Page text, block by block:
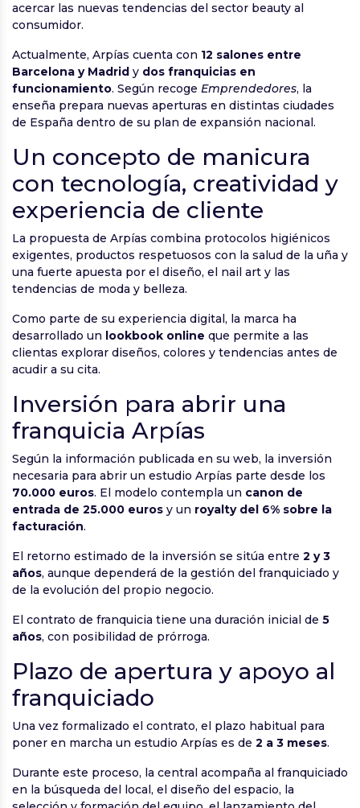
acercar las nuevas tendencias del sector beauty al
consumidor.
Actualmente, Arpías cuenta con 12 salones entre
Barcelona y Madrid y dos franquicias en
funcionamiento. Según recoge Emprendedores, la
enseña prepara nuevas aperturas en distintas ciudades
de España dentro de su plan de expansión nacional.
Un concepto de manicura
con tecnología, creatividad y
experiencia de cliente
La propuesta de Arpías combina protocolos higiénicos
exigentes, productos respetuosos con la salud de la uña y
una fuerte apuesta por el diseño, el nail art y las
tendencias de moda y belleza.
Como parte de su experiencia digital, la marca ha
desarrollado un lookbook online que permite a las
clientas explorar diseños, colores y tendencias antes de
acudir a su cita.
Inversión para abrir una
franquicia Arpías
Según la información publicada en su web, la inversión
necesaria para abrir un estudio Arpías parte desde los
70.000 euros. El modelo contempla un canon de
entrada de 25.000 euros y un royalty del 6% sobre la
facturación.
El retorno estimado de la inversión se sitúa entre 2 y 3
años, aunque dependerá de la gestión del franquiciado y
de la evolución del propio negocio.
El contrato de franquicia tiene una duración inicial de 5
años, con posibilidad de prórroga.
Plazo de apertura y apoyo al
franquiciado
Una vez formalizado el contrato, el plazo habitual para
poner en marcha un estudio Arpías es de 2 a 3 meses.
Durante este proceso, la central acompaña al franquiciado
en la búsqueda del local, el diseño del espacio, la